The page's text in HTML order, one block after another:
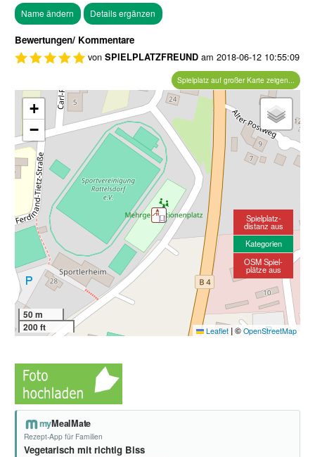
Bewertungen/ Kommentare
von SPIELPLATZFREUND am 2018-06-12 10:55:09
Spielplatz auf großer Karte zeigen...
+
−
50 m
200 ft
Leaflet |© OpenStreetMap
Spielplatz-
distanz aus
Kategorien
OSM Spiel-
plätze aus
myMealMate
Rezept-App für Familien
Vegetarisch mit richtig Biss